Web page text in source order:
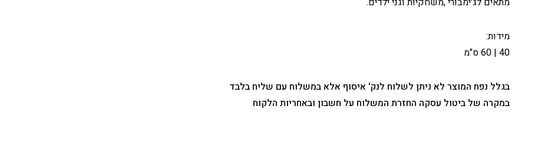
מידות:
40 | 60 ס"מ
בגלל נפח המוצר לא ניתן לשלוח לנק' איסוף אלא במשלוח עם שליח בלבד
במקרה של ביטול עסקה החזרת המשלוח על חשבון ובאחריות הלקוח